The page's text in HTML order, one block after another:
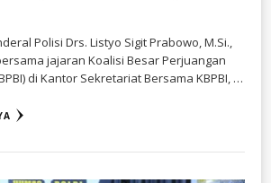
Polisi Drs. Listyo Sigit Prabowo, M.Si.,
jajaran Koalisi Besar Perjuangan
di Kantor Sekretariat Bersama KBPBI, …